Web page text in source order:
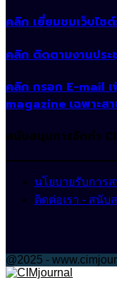
คลิก เยี่ยมชมเว็บไซ
คลิก ติดตามงานประ
คลิก กรอก E-mail
magazine เฉพาะส
สนับสนุนการจัดทำ
นโยบายรับการ
ติดต่อเรา - สนับ
@2025 -